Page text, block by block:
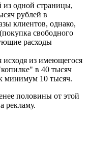
из одной страницы,
рублей в
клиентов, однако,
свободного
расходы
исходя из имеющегося
в 40 тысяч
минимум 10 тысяч.
половины от этой
рекламу.